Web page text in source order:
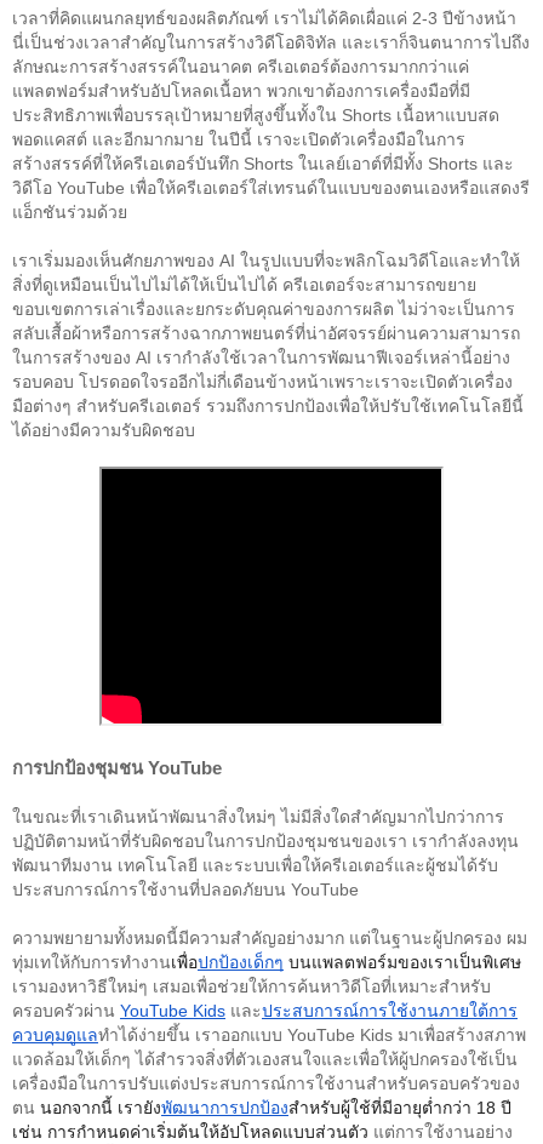
เวลาที่คิดแผนกลยุทธ์ของผลิตภัณฑ์ เราไม่ได้คิดเผื่อแค่ 2-3 ปีข้างหน้า
นี่เป็นช่วงเวลาสำคัญในการสร้างวิดีโอดิจิทัล และเราก็จินตนาการไปถึง
ลักษณะการสร้างสรรค์ในอนาคต ครีเอเตอร์ต้องการมากกว่าแค่
แพลตฟอร์มสำหรับอัปโหลดเนื้อหา พวกเขาต้องการเครื่องมือที่มี
ประสิทธิภาพเพื่อบรรลุเป้าหมายที่สูงขึ้นทั้งใน Shorts เนื้อหาแบบสด
พอดแคสต์ และอีกมากมาย ในปีนี้ เราจะเปิดตัวเครื่องมือในการ
สร้างสรรค์ที่ให้ครีเอเตอร์บันทึก Shorts ในเลย์เอาต์ที่มีทั้ง Shorts และ
วิดีโอ YouTube เพื่อให้ครีเอเตอร์ใส่เทรนด์ในแบบของตนเองหรือแสดงรี
แอ็กชันร่วมด้วย
เราเริ่มมองเห็นศักยภาพของ AI ในรูปแบบที่จะพลิกโฉมวิดีโอและทำให้
สิ่งที่ดูเหมือนเป็นไปไม่ได้ให้เป็นไปได้ ครีเอเตอร์จะสามารถขยาย
ขอบเขตการเล่าเรื่องและยกระดับคุณค่าของการผลิต ไม่ว่าจะเป็นการ
สลับเสื้อผ้าหรือการสร้างฉากภาพยนตร์ที่น่าอัศจรรย์ผ่านความสามารถ
ในการสร้างของ AI เรากำลังใช้เวลาในการพัฒนาฟีเจอร์เหล่านี้อย่าง
รอบคอบ โปรดอดใจรออีกไม่กี่เดือนข้างหน้าเพราะเราจะเปิดตัวเครื่อง
มือต่างๆ สำหรับครีเอเตอร์ รวมถึงการปกป้องเพื่อให้ปรับใช้เทคโนโลยีนี้
ได้อย่างมีความรับผิดชอบ
การปกป้องชุมชน YouTube
ในขณะที่เราเดินหน้าพัฒนาสิ่งใหม่ๆ ไม่มีสิ่งใดสำคัญมากไปกว่าการ
ปฏิบัติตามหน้าที่รับผิดชอบในการปกป้องชุมชนของเรา เรากำลังลงทุน
พัฒนาทีมงาน เทคโนโลยี และระบบเพื่อให้ครีเอเตอร์และผู้ชมได้รับ
ประสบการณ์การใช้งานที่ปลอดภัยบน YouTube
ความพยายามทั้งหมดนี้มีความสำคัญอย่างมาก แต่ในฐานะผู้ปกครอง ผม
ทุ่มเทให้กับการทำงานเพื่อปกป้องเด็กๆ
เรามองหาวิธีใหม่ๆ เสมอเพื่อช่วยให้การค้นหาวิดีโอที่เหมาะสำหรับ
ครอบครัวผ่าน YouTube Kids และประสบการณ์การใช้งานภายใต้การ
ควบคุมดูแลทำได้ง่ายขึ้น เราออกแบบ YouTube Kids มาเพื่อสร้างสภาพ
แวดล้อมให้เด็กๆ ได้สำรวจสิ่งที่ตัวเองสนใจและเพื่อให้ผู้ปกครองใช้เป็น
เครื่องมือในการปรับแต่งประสบการณ์การใช้งานสำหรับครอบครัวของ
ตน นอกจากนี้ เรายังพัฒนาการปกป้องสำหรับผู้ใช้ที่มีอายุต่ำกว่า 18 ปี
เช่น การกำหนดค่าเริ่มต้นให้อัปโหลดแบบส่วนตัว แต่การใช้งานอย่าง